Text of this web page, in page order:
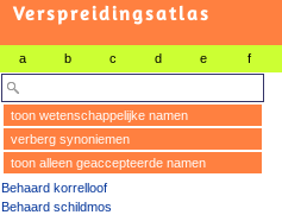
Verspreidingsatlas
a b c d e f
toon wetenschappelijke namen
verberg synoniemen
toon alleen geaccepteerde namen
Behaard korrelloof
Behaard schildmos